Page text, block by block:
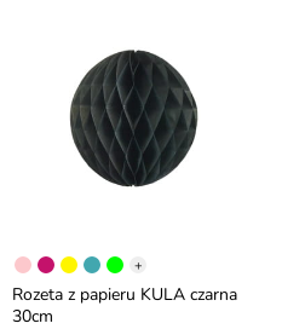
+
Rozeta z papieru KULA czarna
30cm